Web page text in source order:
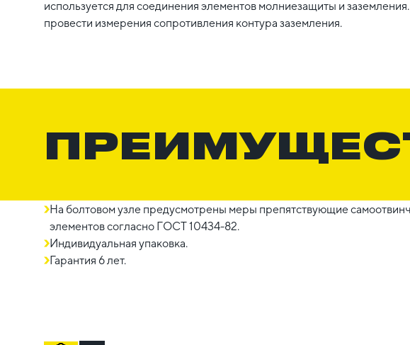
используется для соединения элементов молниезащиты и
провести измерения сопротивления контура заземления.
На болтовом узле предусмотрены меры препятствующие
элементов согласно ГОСТ 10434-82.
Индивидуальная упаковка.
Гарантия 6 лет.